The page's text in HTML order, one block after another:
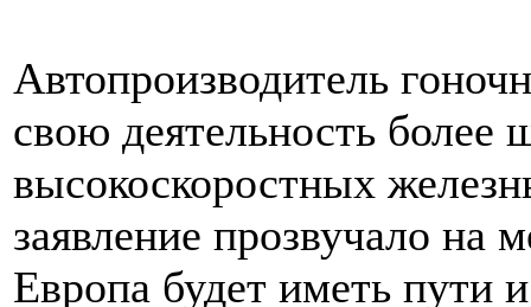
Автопроизводитель
свою деятельность более
высокоскоростных
заявление прозвучало на
Европа будет иметь пути